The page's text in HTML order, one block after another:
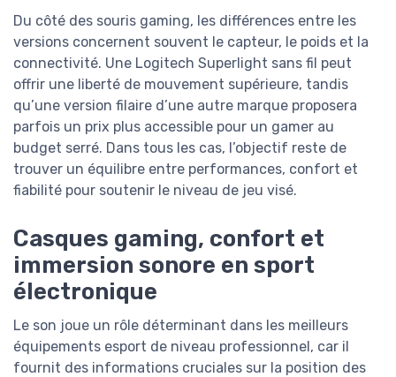
Du côté des souris gaming, les différences entre les
versions concernent souvent le capteur, le poids et la
connectivité. Une Logitech Superlight sans fil peut
offrir une liberté de mouvement supérieure, tandis
qu’une version filaire d’une autre marque proposera
parfois un prix plus accessible pour un gamer au
budget serré. Dans tous les cas, l’objectif reste de
trouver un équilibre entre performances, confort et
fiabilité pour soutenir le niveau de jeu visé.
Casques gaming, confort et
immersion sonore en sport
électronique
Le son joue un rôle déterminant dans les meilleurs
équipements esport de niveau professionnel, car il
fournit des informations cruciales sur la position des